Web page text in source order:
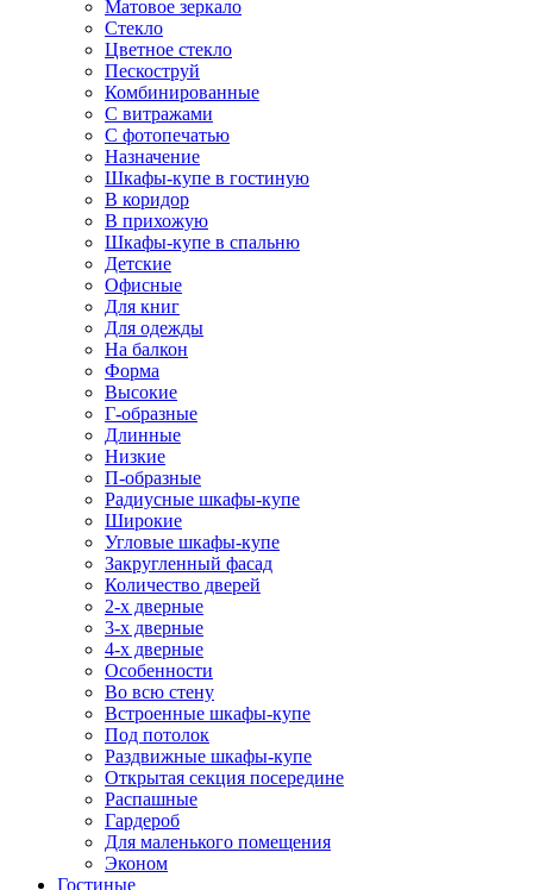
Матовое зеркало
Стекло
Цветное стекло
Пескоструй
Комбинированные
С витражами
С фотопечатью
Назначение
Шкафы-купе в гостиную
В коридор
В прихожую
Шкафы-купе в спальню
Детские
Офисные
Для книг
Для одежды
На балкон
Форма
Высокие
Г-образные
Длинные
Низкие
П-образные
Радиусные шкафы-купе
Широкие
Угловые шкафы-купе
Закругленный фасад
Количество дверей
2-х дверные
3-х дверные
4-х дверные
Особенности
Во всю стену
Встроенные шкафы-купе
Под потолок
Раздвижные шкафы-купе
Открытая секция посередине
Распашные
Гардероб
Для маленького помещения
Эконом
Гостиные